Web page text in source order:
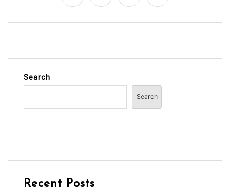
Search
Search
Recent Posts